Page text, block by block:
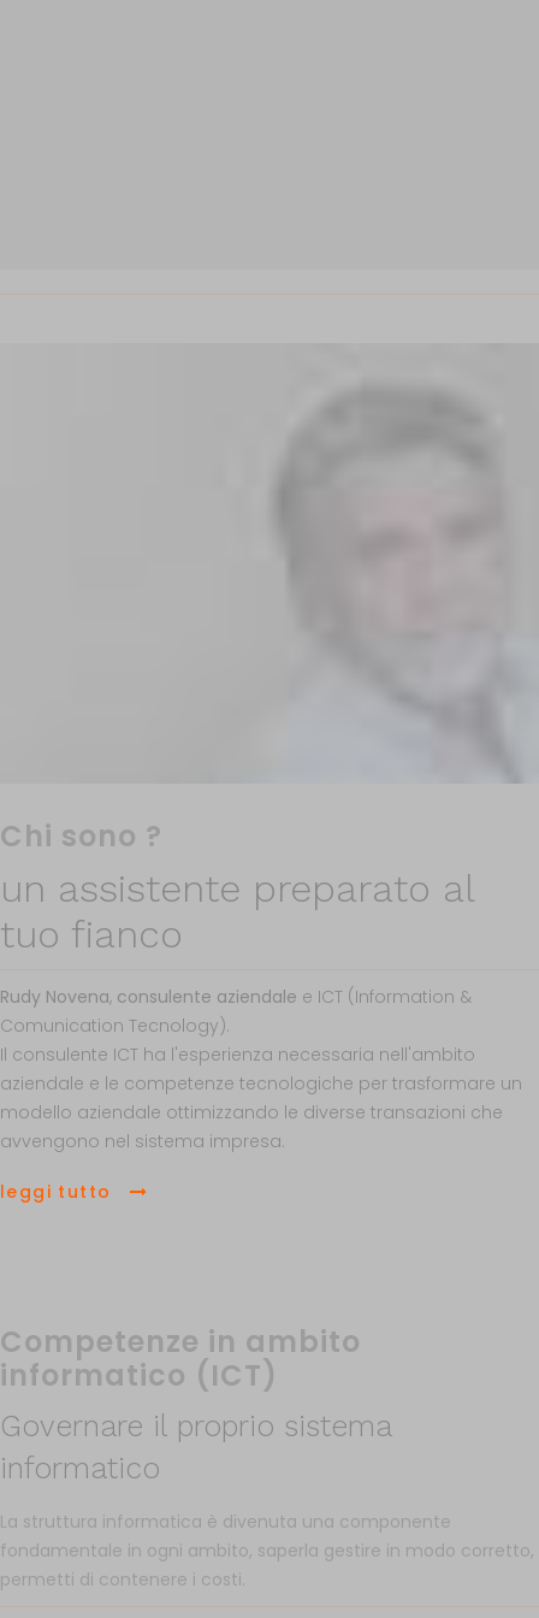
Chi sono ?
un assistente preparato al
tuo fianco
Rudy Novena, consulente aziendale e ICT (Information &
Comunication Tecnology).
Il consulente ICT ha l'esperienza necessaria nell'ambito
aziendale e le competenze tecnologiche per trasformare un
modello aziendale ottimizzando le diverse transazioni che
avvengono nel sistema impresa.
leggi tutto
Competenze in ambito
informatico (ICT)
Governare il proprio sistema
informatico
La struttura informatica è divenuta una componente
fondamentale in ogni ambito, saperla gestire in modo corretto,
permetti di contenere i costi.